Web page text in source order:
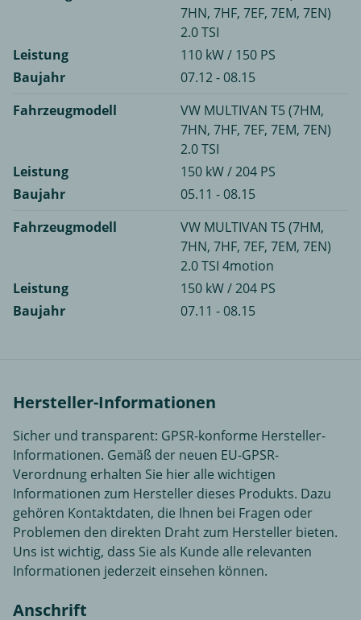
7HN, 7HF, 7EF, 7EM, 7EN)
2.0 TSI
Leistung
110 kW / 150 PS
Baujahr
07.12 - 08.15
Fahrzeugmodell
VW MULTIVAN T5 (7HM,
7HN, 7HF, 7EF, 7EM, 7EN)
2.0 TSI
Leistung
150 kW / 204 PS
Baujahr
05.11 - 08.15
Fahrzeugmodell
VW MULTIVAN T5 (7HM,
7HN, 7HF, 7EF, 7EM, 7EN)
2.0 TSI 4motion
Leistung
150 kW / 204 PS
Baujahr
07.11 - 08.15
Hersteller-Informationen
Sicher und transparent: GPSR-konforme Hersteller-
Informationen. Gemäß der neuen EU-GPSR-
Verordnung erhalten Sie hier alle wichtigen
Informationen zum Hersteller dieses Produkts. Dazu
gehören Kontaktdaten, die Ihnen bei Fragen oder
Problemen den direkten Draht zum Hersteller bieten.
Uns ist wichtig, dass Sie als Kunde alle relevanten
Informationen jederzeit einsehen können.
Anschrift